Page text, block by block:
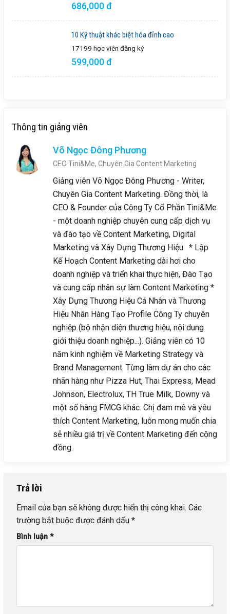
686,000 đ
10 Kỹ thuật khác biệt hóa đỉnh cao
17199 học viên đăng ký
599,000 đ
Thông tin giảng viên
Võ Ngọc Đông Phương
CEO Tini&Me, Chuyên Gia Content Marketing
Giảng viên Võ Ngọc Đông Phương - Writer,
Chuyên Gia Content Marketing. Đồng thời, là
CEO & Founder của Công Ty Cổ Phần Tini&Me
- một doanh nghiệp chuyên cung cấp dịch vụ
và đào tạo về Content Marketing, Digital
Marketing và Xây Dựng Thương Hiệu: * Lập
Kế Hoạch Content Marketing dài hơi cho
doanh nghiệp và triển khai thực hiện, Đào Tạo
và cung cấp nhân sự làm Content Marketing *
Xây Dựng Thương Hiệu Cá Nhân và Thương
Hiệu Nhãn Hàng Tạo Profile Công Ty chuyên
nghiệp (bộ nhận diện thương hiệu, nội dung
giới thiệu doanh nghiệp...). Giảng viên có 10
năm kinh nghiệm về Marketing Strategy và
Brand Management. Từng làm dự án cho các
nhãn hàng như Pizza Hut, Thai Express, Mead
Johnson, Electrolux, TH True Milk, Downy và
một số hàng FMCG khác. Chị đam mê và yêu
thích Content Marketing, luôn mong muốn chia
sẻ nhiều giá trị về Content Marketing đến cộng
đồng.
Trả lời
Email của bạn sẽ không được hiển thị công khai. Các
trường bắt buộc được đánh dấu *
Bình luận *